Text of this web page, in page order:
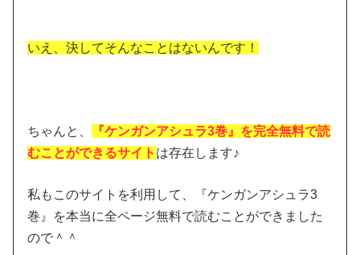
いえ、決してそんなことはないんです！
ちゃんと、
『ケンガンアシュラ3巻』を完全無料で読
むことができるサイト は存在します♪
私もこのサイトを利用して、『ケンガンアシュラ3
巻』を本当に全ページ無料で読むことができました
ので＾＾